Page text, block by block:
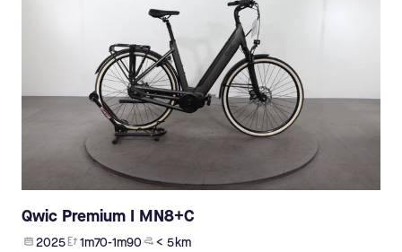
Qwic Premium I MN8+C
2025 1m70-1m90 < 5 km